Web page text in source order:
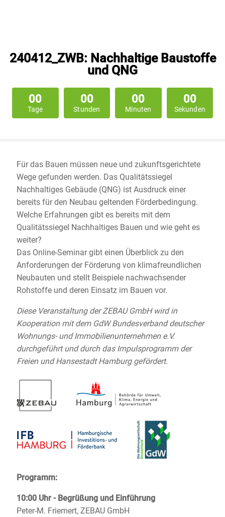
240412_ZWB: Nachhaltige Baustoffe
und QNG
00
Tage
00
Stunden
00
Minuten
00
Sekunden
Für das Bauen müssen neue und zukunftsgerichtete
Wege gefunden werden. Das Qualitätssiegel
Nachhaltiges Gebäude (QNG) ist Ausdruck einer
bereits für den Neubau geltenden Förderbedingung.
Welche Erfahrungen gibt es bereits mit dem
Qualitätssiegel Nachhaltiges Bauen und wie geht es
weiter?
Das Online-Seminar gibt einen Überblick zu den
Anforderungen der Förderung von klimafreundlichen
Neubauten und stellt Beispiele nachwachsender
Rohstoffe und deren Einsatz im Bauen vor.
Diese Veranstaltung der ZEBAU GmbH wird in
Kooperation mit dem GdW Bundesverband deutscher
Wohnungs- und Immobilienunternehmen e.V.
durchgeführt und durch das Impulsprogramm der
Freien und Hansestadt Hamburg gefördert.
Programm:
10:00 Uhr - Begrüßung und Einführung
Peter-M. Friemert, ZEBAU GmbH